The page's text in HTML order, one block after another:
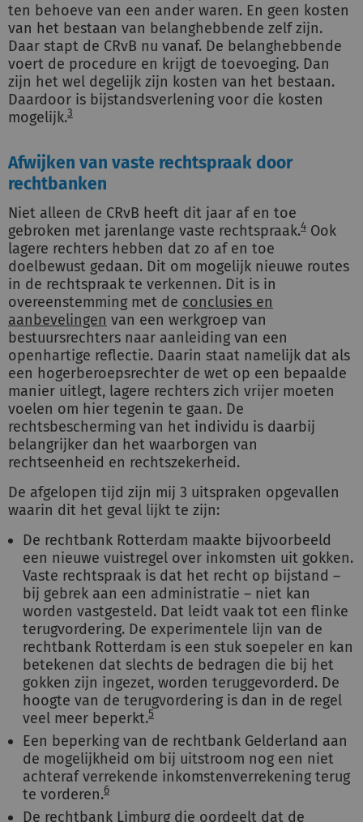
ten behoeve van een ander waren. En geen kosten
van het bestaan van belanghebbende zelf zijn.
Daar stapt de CRvB nu vanaf. De belanghebbende
voert de procedure en krijgt de toevoeging. Dan
zijn het wel degelijk zijn kosten van het bestaan.
Daardoor is bijstandsverlening voor die kosten
mogelijk.3
Afwijken van vaste rechtspraak door
rechtbanken
Niet alleen de CRvB heeft dit jaar af en toe
gebroken met jarenlange vaste rechtspraak.4 Ook
lagere rechters hebben dat zo af en toe
doelbewust gedaan. Dit om mogelijk nieuwe routes
in de rechtspraak te verkennen. Dit is in
overeenstemming met de conclusies en
aanbevelingen van een werkgroep van
bestuursrechters naar aanleiding van een
openhartige reflectie. Daarin staat namelijk dat als
een hogerberoepsrechter de wet op een bepaalde
manier uitlegt, lagere rechters zich vrijer moeten
voelen om hier tegenin te gaan. De
rechtsbescherming van het individu is daarbij
belangrijker dan het waarborgen van
rechtseenheid en rechtszekerheid.
De afgelopen tijd zijn mij 3 uitspraken opgevallen
waarin dit het geval lijkt te zijn:
De rechtbank Rotterdam maakte bijvoorbeeld
een nieuwe vuistregel over inkomsten uit gokken.
Vaste rechtspraak is dat het recht op bijstand –
bij gebrek aan een administratie – niet kan
worden vastgesteld. Dat leidt vaak tot een flinke
terugvordering. De experimentele lijn van de
rechtbank Rotterdam is een stuk soepeler en kan
betekenen dat slechts de bedragen die bij het
gokken zijn ingezet, worden teruggevorderd. De
hoogte van de terugvordering is dan in de regel
veel meer beperkt.5
Een beperking van de rechtbank Gelderland aan
de mogelijkheid om bij uitstroom nog een niet
achteraf verrekende inkomstenverrekening terug
te vorderen.6
De rechtbank Limburg die oordeelt dat de